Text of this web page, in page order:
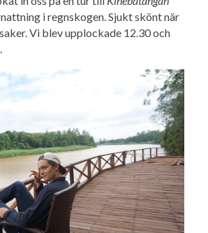
i regnskogen. Sjukt skönt när
Vi blev upplockade 12.30 och